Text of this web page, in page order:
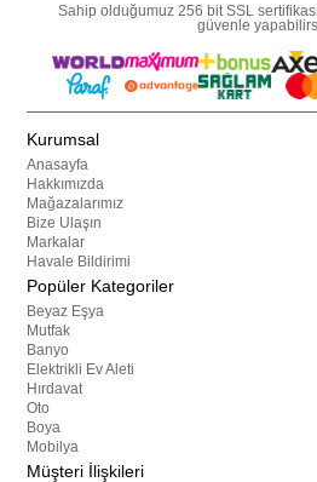
Sahip olduğumuz 256 bit SSL
güvenle
Kurumsal
Anasayfa
Hakkımızda
Mağazalarımız
Bize Ulaşın
Markalar
Havale Bildirimi
Popüler Kategoriler
Beyaz Eşya
Mutfak
Banyo
Elektrikli Ev Aleti
Hırdavat
Oto
Boya
Mobilya
Müşteri İlişkileri